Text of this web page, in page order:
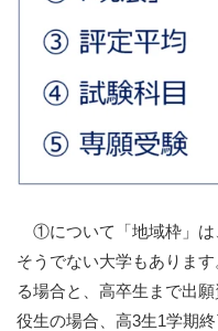
①について「地域枠」は
そうでない大学もあります
る場合と、高卒生まで出
役生の場合、高3生1学期